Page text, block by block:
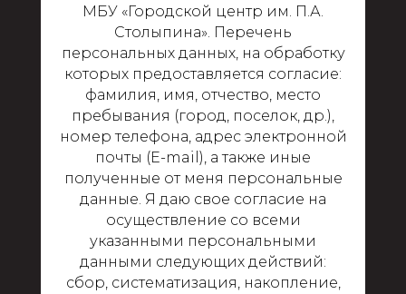
МБУ «Городской центр им. П.А.
Столыпина». Перечень
персональных данных, на обработку
которых предоставляется согласие:
фамилия, имя, отчество, место
пребывания (город, поселок, др.),
номер телефона, адрес электронной
почты (E-mail), а также иные
полученные от меня персональные
данные. Я даю свое согласие на
осуществление со всеми
указанными персональными
данными следующих действий:
сбор, систематизация, накопление,